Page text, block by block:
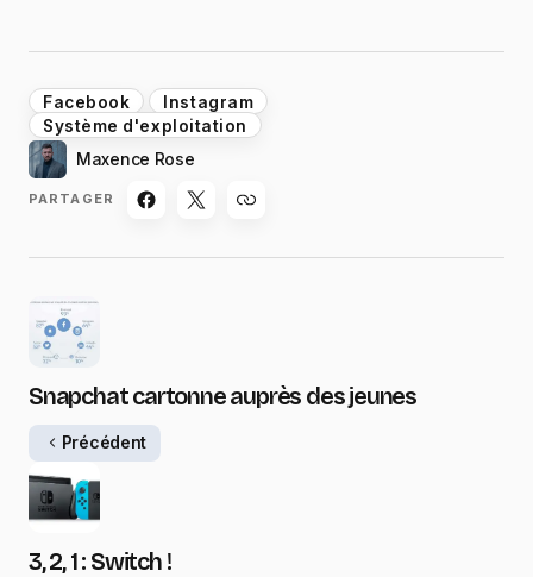
Facebook
Instagram
Système d'exploitation
Maxence Rose
PARTAGER
Snapchat cartonne auprès des jeunes
Précédent
3, 2, 1 : Switch !